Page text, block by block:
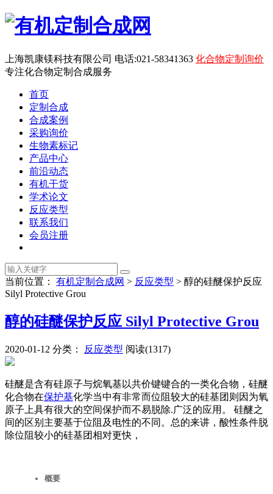
上海凯康镁科技有限公司 电话:021-58341363 化合物定制询价
专注化合物定制合成服务
首页
定制合成
合成案例
采购询价
生物素标记
产品中心
前沿动态
有机干货
学术论文
反应类型
联系我们
会员注册
当前位置： 有机定制合成网 > 反应类型 > 醇的硅醚保护反应
Silyl Protective Grou
醇的硅醚保护反应 Silyl Protective Grou
2020-01-12 分类： 反应类型 阅读(1317)
硅醚是含有硅原子与烷氧基以共价键键合的一类化合物，硅醚
化合物在保护基化学当中有非常而位阻较大的硅基团则因为氧
原子上具有很大的空间保护而不易脱除.广泛的应用。 硅醚之
间的区别主要基于位阻及电性的不同。总的来讲，酸性条件脱
除位阻较小的硅基团相对更快，
概要